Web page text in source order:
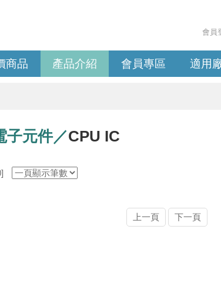
會員
商品 產品介紹 會員專區 適用
子元件／CPU IC
上一頁 下一頁